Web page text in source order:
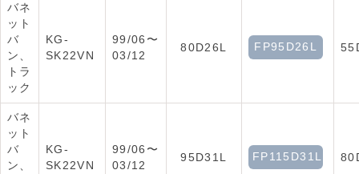
バネ
ット
バ
ン、
トラ
ック
KG-
SK22VN
99/06〜
03/12
80D26L FP95D26L
バネ
ット
バ
ン、
KG-
SK22VN
99/06〜
03/12
95D31L FP115D31L